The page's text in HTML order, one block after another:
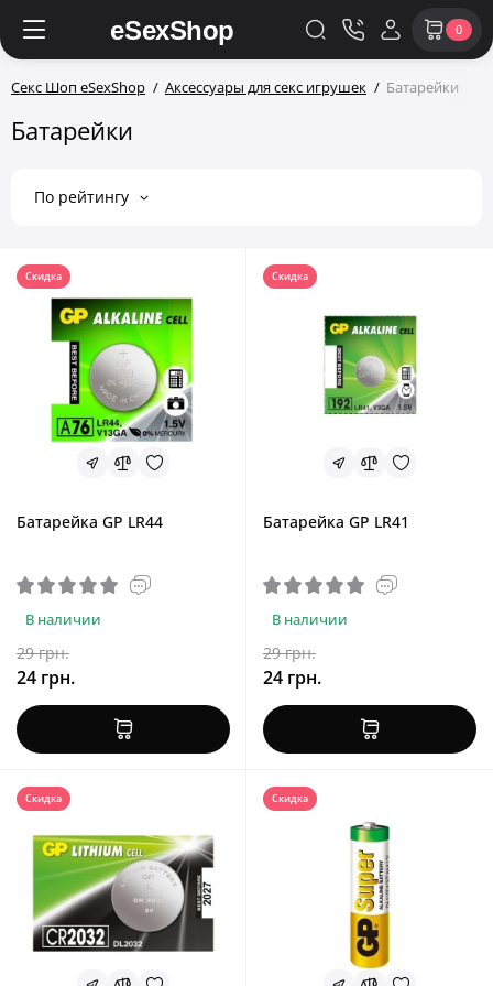
0
Секс Шоп eSexShop Аксессуары для секс игрушек Батарейки
Батарейки
По рейтингу
Скидка
Батарейка GP LR44
В наличии
29 грн.
24 грн.
Скидка
Батарейка GP LR41
В наличии
29 грн.
24 грн.
Скидка Скидка